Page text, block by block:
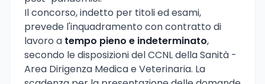
Il concorso, indetto per titoli ed esami,
prevede l'inquadramento con contratto di
lavoro a tempo pieno e indeterminato,
secondo le disposizioni del CCNL della Sanità -
Area Dirigenza Medica e Veterinaria. La